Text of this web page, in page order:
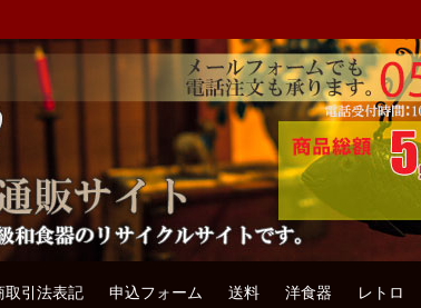
専門店フリマート
販サイトです。
取引法表記 申込フォーム 送料 洋食器 レトロ